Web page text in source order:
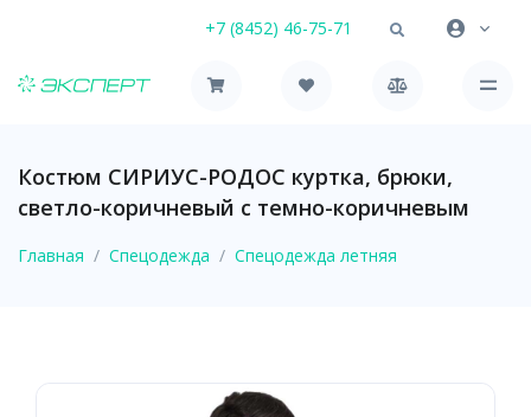
+7 (8452) 46-75-71
Костюм СИРИУС-РОДОС куртка, брюки,
светло-коричневый с темно-коричневым
Главная Спецодежда Спецодежда летняя